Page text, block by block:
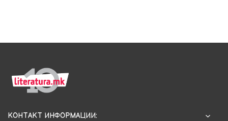
КОНТАКТ ИНФОРМАЦИИ: